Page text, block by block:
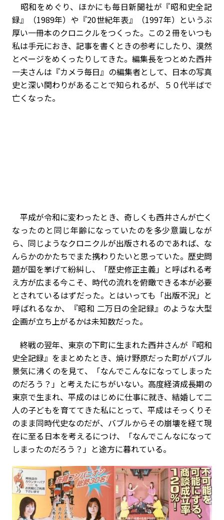
昭和をめぐり、ほかにも毎日新聞社が『昭和史全記
録』（1989年）や『20世紀年表』（1997年）というぶ
厚い一冊本のクロニクルをつくった。この２冊をいつも
私は手元におき、記事を書くときの参考にしたり、漠然
とページをめくったりしてきた。編集長をつとめた西井
一夫さんは『カメラ毎日』の編集者として、日本の写真
史と深い関わりがあることで知られるが、５０代半ばで
亡くなった。
平成が令和に変わったとき、奇しくも西井さんが亡く
なったのと同じ年齢になっていたのを多少意識しなが
ら、同じようなクロニクルが出版されるのであれば、な
んらかのかたちでまた携わりたいと思っていた。歴史問
題が国を挙げて紛糾し、「歴史修正主義」と呼ばれる考
え方が広まる今こそ、時代の流れを俯瞰できる本が必要
とされているはずだった。とはいっても「出版不況」と
呼ばれるなか、『昭和 二万日の全記録』のような大型
企画が立ち上がるかは未知数だった。
終戦の翌年、東京の下町に生まれた西井さんが『昭和
史全記録』をまとめたとき、焼け野原だった町がバブル
景気に沸くのを見て、「なんでこんなになってしまった
のだろう？」と考えたにちがいない。高度経済成長期の
東京で生まれ、平成のはじめに仕事に就き、結婚して二
人の子どもを育ててきた私にとって、平成はそっくりそ
のまま同時代史なのだが、バブルからその崩壊を経て現
在に至る日本を考えるにつけ、「なんでこんなになって
しまったのだろう？」と途方に暮れている。